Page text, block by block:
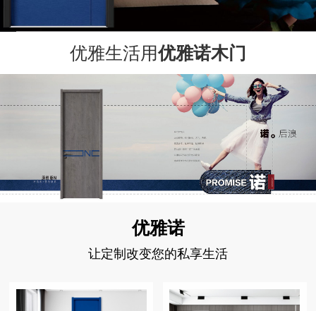
优雅生活用优雅诺木门
优雅诺
让定制改变您的私享生活